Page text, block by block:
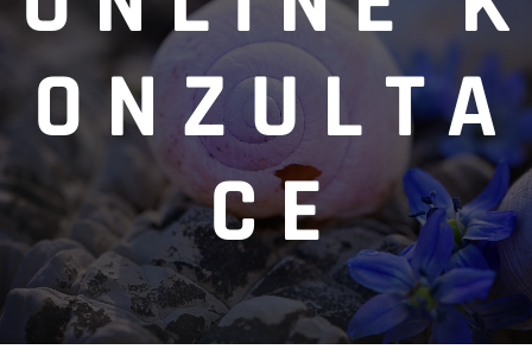
O N Z U L T A
C E